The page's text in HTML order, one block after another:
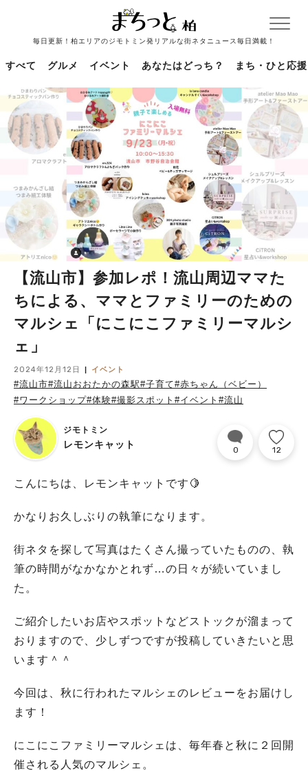
毎日更新！柏エリアのジモトミン発リアルな街ネタニュース毎日満載！
すべて グルメ イベント あなたはどっち？ まち・ひと応援
【流山市】参加レポ！流山周辺ママた
ちによる、ママとファミリーのための
マルシェ「にこにこファミリーマルシ
ェ」
2024年12月12日 イベント
#流山市#流山おおたかの森駅#子育て#赤ちゃん（ベビー）
#ワークショップ#体験#撮影スポット #イベント #流山
ジモトミン
レモンキャット 0 12
こんにちは、レモンキャットです🍋
かなりお久しぶりの執筆になります。
街ネタを探して写真はたくさん撮っていたものの、執
筆の時間がなかなかとれず…の日々が続いていまし
た。
ご紹介したいお店やスポットなどストックが溜まって
おりますので、少しずつですが投稿していきたいと思
います＾＾
今回は、秋に行われたマルシェのレビューをお届けし
ます！
にこにこファミリーマルシェは、毎年春と秋に２回開
催される人気のマルシェ。